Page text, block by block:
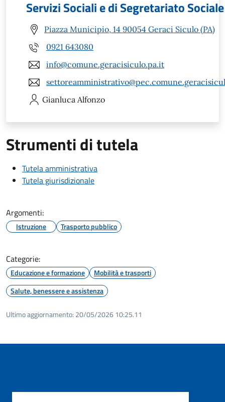
Servizi Sociali e di Segretariato Sociale
Piazza Municipio, 14 90054 Geraci Siculo (PA)
0921 643080
info@comune.geracisiculo.pa.it
Gianluca Alfonzo
Strumenti di tutela
Tutela amministrativa
Tutela giurisdizionale
Argomenti:
Istruzione Trasporto pubblico
Categorie:
Educazione e formazione
Mobilità e trasporti
Salute, benessere e assistenza
Ultimo aggiornamento: 20/05/2026 10:25.11